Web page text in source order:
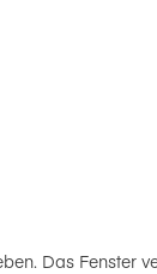
Das Fenster